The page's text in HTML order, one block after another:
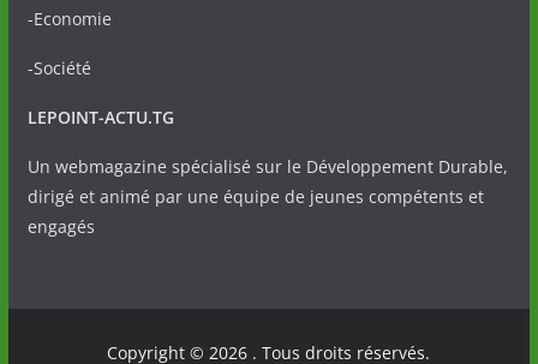
-Economie
-Société
LEPOINT-ACTU.TG
Un webmagazine spécialisé sur le Développement Durable,
dirigé et animé par une équipe de jeunes compétents et
engagés
Copyright © 2026 . Tous droits réservés.